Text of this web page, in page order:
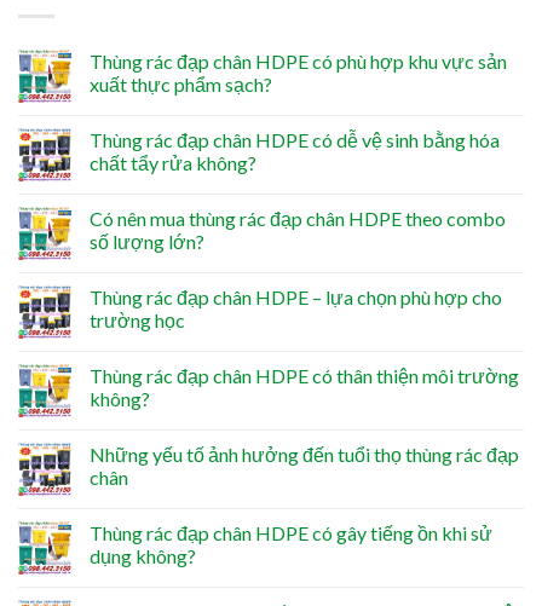
Thùng rác đạp chân HDPE có phù hợp khu vực sản
xuất thực phẩm sạch?
Thùng rác đạp chân HDPE có dễ vệ sinh bằng hóa
chất tẩy rửa không?
Có nên mua thùng rác đạp chân HDPE theo combo
số lượng lớn?
Thùng rác đạp chân HDPE – lựa chọn phù hợp cho
trường học
Thùng rác đạp chân HDPE có thân thiện môi trường
không?
Những yếu tố ảnh hưởng đến tuổi thọ thùng rác đạp
chân
Thùng rác đạp chân HDPE có gây tiếng ồn khi sử
dụng không?